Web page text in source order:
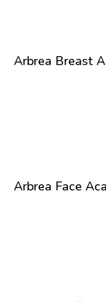
Arbrea Breast
Arbrea Face